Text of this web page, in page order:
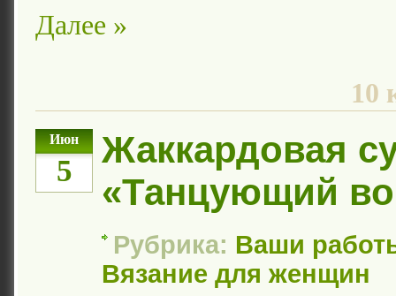
Далее »
10
Июн
5
Жаккардовая
«Танцующий
Рубрика: Ваши
Вязание для женщин